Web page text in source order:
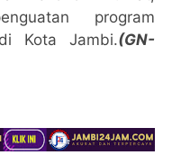
program
Kota Jambi.(GN-